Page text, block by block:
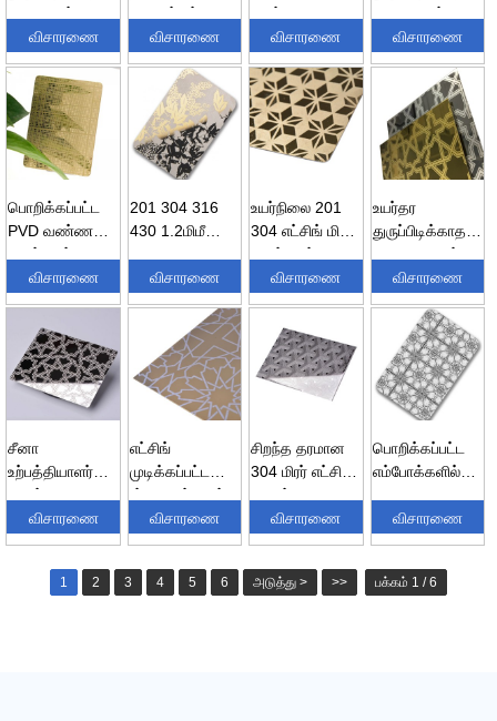
எஃகு தாள்
சப்ளையர்கள்
எட்ச்...
விசாரணை
பொறித்தல்
துருப்பிடிக்காத
எஃகு...
விசாரணை
வண்ண
துருப்பிடிக்காத
...
விசாரணை
எஃகு அலங்கார
தாள்-
வண்ணங்கள்...
விசாரணை
பொறிக்கப்பட்ட
PVD வண்ண
துருப்பிடிக்காத
எஃகு தாள்-
அலங்காரம்...
விசாரணை
201 304 316
430 1.2மிமீ
கண்ணாடி
எட்சிங் டெகோ...
விசாரணை
உயர்நிலை 201
304 எட்சிங் மிரர்
துருப்பிடிக்காத
எஃகு...
விசாரணை
உயர்தர
துருப்பிடிக்காத
எஃகு பொருள்
துருப்பிடிக்காத
ஸ்டீ...
விசாரணை
சீனா
உற்பத்தியாளர்
அலங்கார 201
304 எட்சிங் பி...
விசாரணை
எட்சிங்
முடிக்கப்பட்ட
ஸ்டெயின்லெஸ்
ஸ்டீல் வண்ணத்
தாள் 20...
விசாரணை
சிறந்த தரமான
304 மிரர் எட்சிங்
பினிஷ்
தனிப்பயனாக்கம்...
விசாரணை
பொறிக்கப்பட்ட
எம்போக்களில்
துருப்பிடிக்காத
எஃகு விலை
எகிப்து...
விசாரணை
1 2 3 4 5 6 அடுத்து > >> பக்கம் 1 / 6